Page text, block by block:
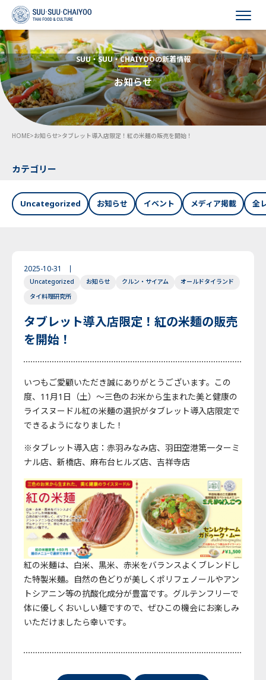
HOME
会社概要
事業内容
採用情報
お知らせ
お問い合わせ
English Japanese Thai
SUU・SUU・CHAIYOOの新着情報
お知らせ
HOME>お知らせ>タブレット導入店限定！紅の米麺の販売を開始！
カテゴリー
Uncategorized お知らせ イベント メディア掲載 全
2025-10-31
Uncategorized お知らせ クルン・サイアム
オールドタイランド
タイ料理研究所
タブレット導入店限定！紅の米麺の販売
を開始！
いつもご愛顧いただき誠にありがとうございます。この
度、11月1日（土）～三色のお米から生まれた美と健康の
ライスヌードル紅の米麺の選択がタブレット導入店限定で
できるようになりました！
※タブレット導入店：赤羽みなみ店、羽田空港第一ターミ
ナル店、新橋店、麻布台ヒルズ店、吉祥寺店
紅の米麺は、白米、黒米、赤米をバランスよくブレンドし
た特製米麺。自然の色どりが美しくポリフェノールやアン
トシアニン等の抗酸化成分が豊富です。グルテンフリーで
体に優しくおいしい麺ですので、ぜひこの機会にお楽しみ
いただけましたら幸いです。